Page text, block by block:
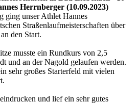
Herrnberger (10.09.2023)
ging unser Athlet Hannes
Straßenlaufmeisterschaften über
den Start.
musste ein Rundkurs von 2,5
und an der Nagold gelaufen werden.
sehr großes Starterfeld mit vielen
und lief ein sehr gutes